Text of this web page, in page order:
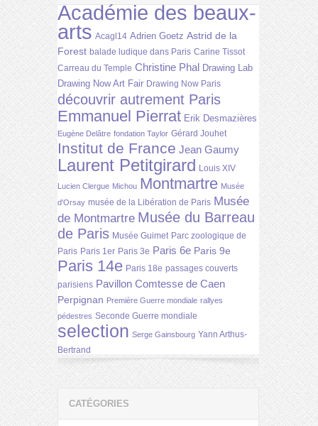
Académie des beaux-
arts Acagl14 Adrien Goetz Astrid de la
Forest balade ludique dans Paris Carine Tissot
Carreau du Temple Christine Phal Drawing Lab
Drawing Now Art Fair Drawing Now Paris
découvrir autrement Paris
Emmanuel Pierrat Erik Desmazières
Eugène Delâtre fondation Taylor Gérard Jouhet
Institut de France Jean Gaumy
Laurent Petitgirard Louis XIV
Lucien Clergue Michou Montmartre Musée
d'Orsay musée de la Libération de Paris Musée
de Montmartre Musée du Barreau
de Paris Musée Guimet Parc zoologique de
Paris Paris 1er Paris 3e Paris 6e Paris 9e
Paris 14e Paris 18e passages couverts
parisiens Pavillon Comtesse de Caen
Perpignan Première Guerre mondiale rallyes
pédestres Seconde Guerre mondiale
selection Serge Gainsbourg Yann Arthus-
Bertrand
CATÉGORIES